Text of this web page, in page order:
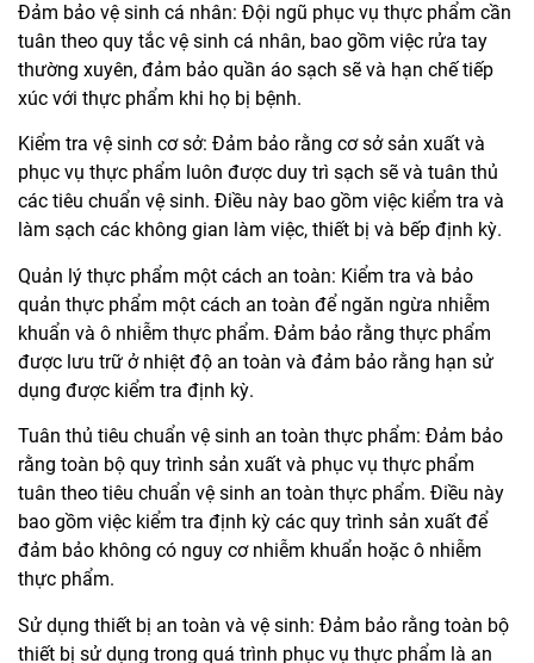
Đảm bảo vệ sinh cá nhân: Đội ngũ phục vụ thực phẩm cần
tuân theo quy tắc vệ sinh cá nhân, bao gồm việc rửa tay
thường xuyên, đảm bảo quần áo sạch sẽ và hạn chế tiếp
xúc với thực phẩm khi họ bị bệnh.
Kiểm tra vệ sinh cơ sở: Đảm bảo rằng cơ sở sản xuất và
phục vụ thực phẩm luôn được duy trì sạch sẽ và tuân thủ
các tiêu chuẩn vệ sinh. Điều này bao gồm việc kiểm tra và
làm sạch các không gian làm việc, thiết bị và bếp định kỳ.
Quản lý thực phẩm một cách an toàn: Kiểm tra và bảo
quản thực phẩm một cách an toàn để ngăn ngừa nhiễm
khuẩn và ô nhiễm thực phẩm. Đảm bảo rằng thực phẩm
được lưu trữ ở nhiệt độ an toàn và đảm bảo rằng hạn sử
dụng được kiểm tra định kỳ.
Tuân thủ tiêu chuẩn vệ sinh an toàn thực phẩm: Đảm bảo
rằng toàn bộ quy trình sản xuất và phục vụ thực phẩm
tuân theo tiêu chuẩn vệ sinh an toàn thực phẩm. Điều này
bao gồm việc kiểm tra định kỳ các quy trình sản xuất để
đảm bảo không có nguy cơ nhiễm khuẩn hoặc ô nhiễm
thực phẩm.
Sử dụng thiết bị an toàn và vệ sinh: Đảm bảo rằng toàn bộ
thiết bị sử dụng trong quá trình phục vụ thực phẩm là an